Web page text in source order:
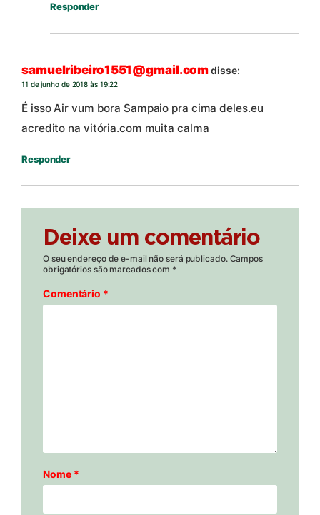
Responder
samuelribeiro1551@gmail.comdisse:
11 de junho de 2018 às 19:22
É isso Air vum bora Sampaio pra cima deles.eu
acredito na vitória.com muita calma
Responder
Deixe um comentário
O seu endereço de e-mail não será publicado. Campos
obrigatórios são marcados com *
Comentário *
Nome *